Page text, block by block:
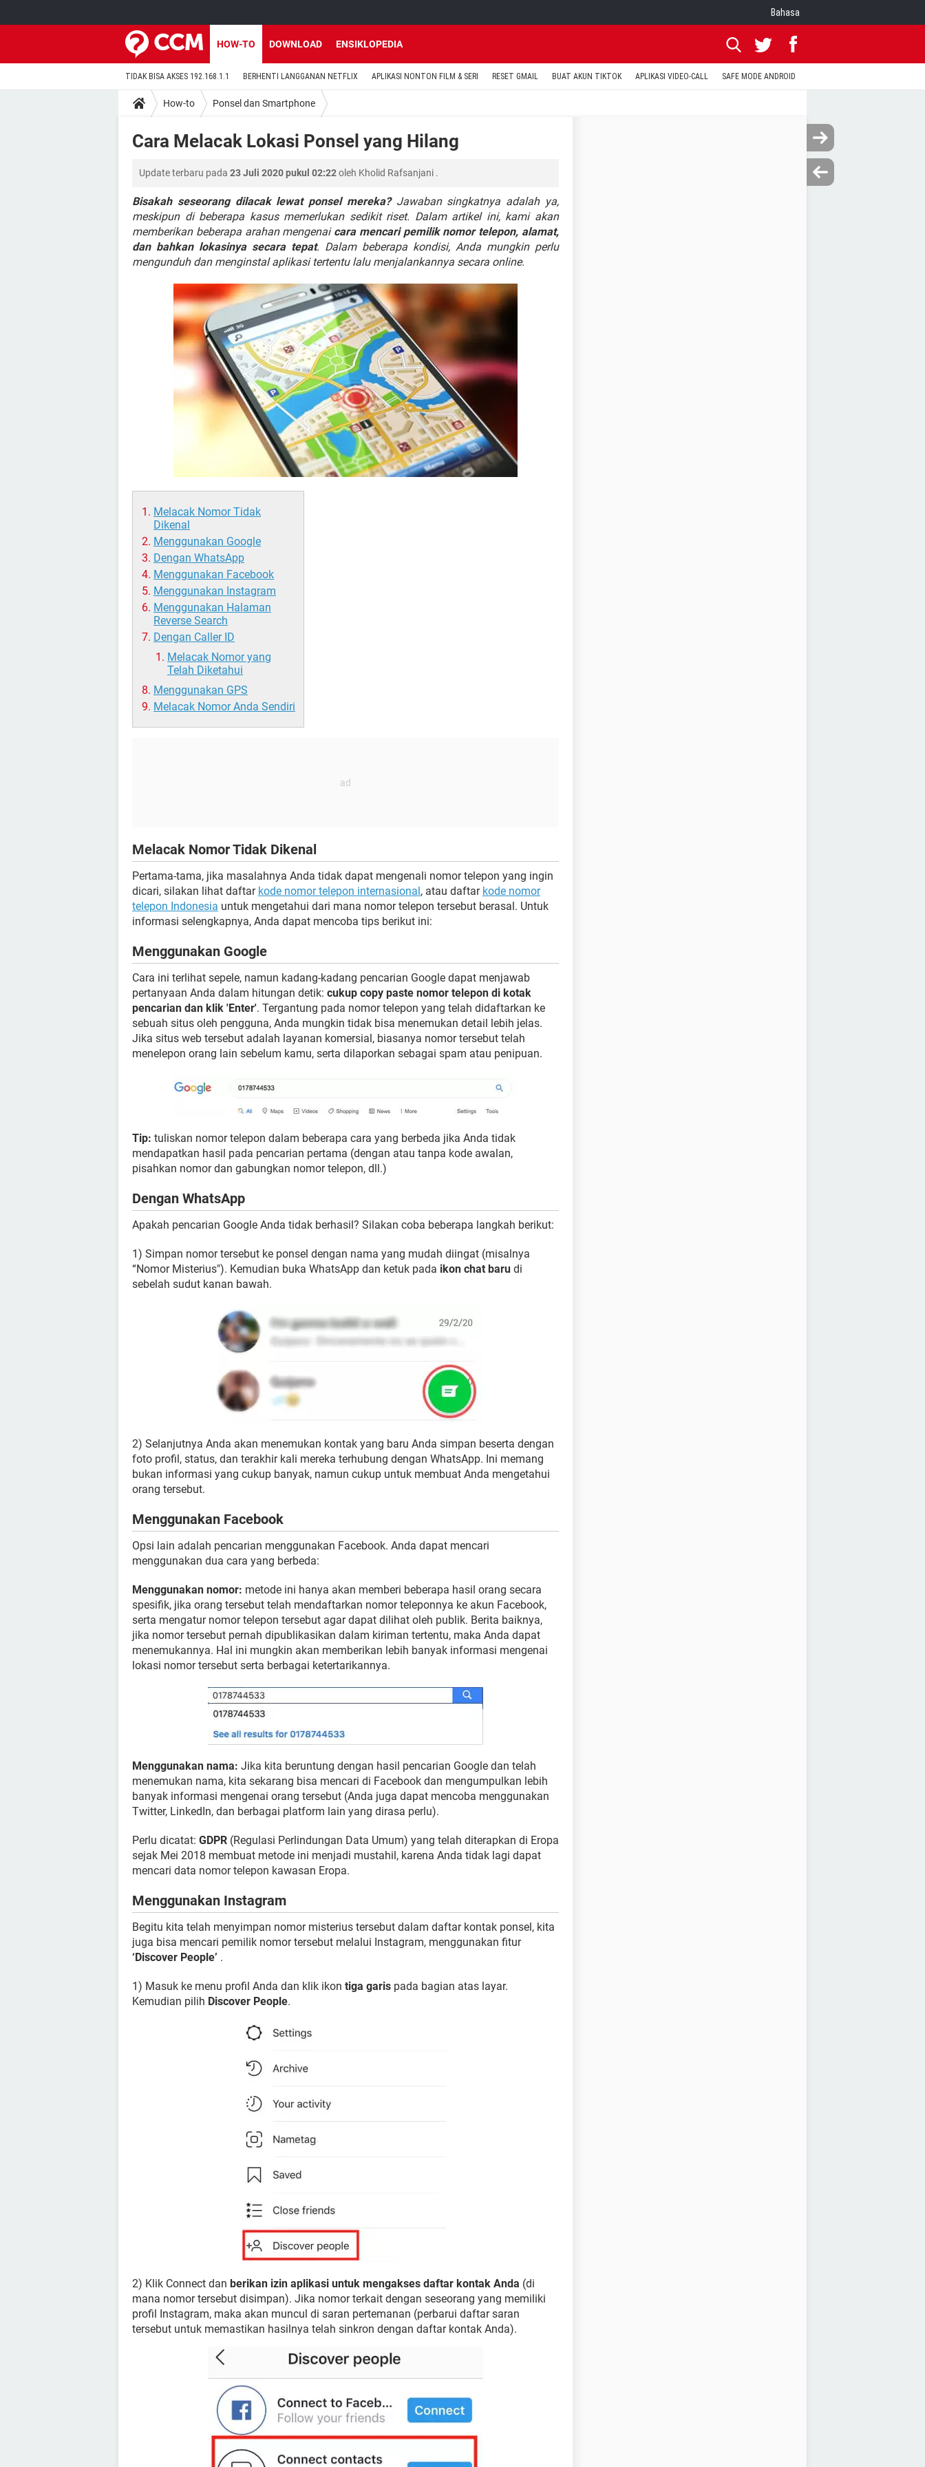
Bahasa
HOW-TO DOWNLOAD ENSIKLOPEDIA
TIDAK BISA AKSES 192.168.1.1 BERHENTI LANGGANAN NETFLIX APLIKASI NONTON FILM & SERI RESET GMAIL BUAT AKUN TIKTOK APLIKASI VIDEO-CALL SAFE MODE ANDROID
How-to Ponsel dan Smartphone
Cara Melacak Lokasi Ponsel yang Hilang
Update terbaru pada 23 Juli 2020 pukul 02:22oleh Kholid Rafsanjani .
Bisakah seseorang dilacak lewat ponsel mereka?Jawaban singkatnya adalah ya,
meskipun di beberapa kasus memerlukan sedikit riset. Dalam artikel ini, kami akan
memberikan beberapa arahan mengenai cara mencari pemilik nomor telepon, alamat,
dan bahkan lokasinya secara tepat. Dalam beberapa kondisi, Anda mungkin perlu
mengunduh dan menginstal aplikasi tertentu lalu menjalankannya secara online.
Melacak Nomor Tidak
Dikenal
Menggunakan Google
Dengan WhatsApp
Menggunakan Facebook
Menggunakan Instagram
Menggunakan Halaman
Reverse Search
Dengan Caller ID
Melacak Nomor yang
Telah Diketahui
Menggunakan GPS
Melacak Nomor Anda Sendiri
Melacak Nomor Tidak Dikenal
Pertama-tama, jika masalahnya Anda tidak dapat mengenali nomor telepon yang ingin
dicari, silakan lihat daftar kode nomor telepon internasional, atau daftar kode nomor
telepon Indonesia untuk mengetahui dari mana nomor telepon tersebut berasal. Untuk
informasi selengkapnya, Anda dapat mencoba tips berikut ini:
Menggunakan Google
Cara ini terlihat sepele, namun kadang-kadang pencarian Google dapat menjawab
pertanyaan Anda dalam hitungan detik: cukup copy paste nomor telepon di kotak
pencarian dan klik 'Enter'. Tergantung pada nomor telepon yang telah didaftarkan ke
sebuah situs oleh pengguna, Anda mungkin tidak bisa menemukan detail lebih jelas.
Jika situs web tersebut adalah layanan komersial, biasanya nomor tersebut telah
menelepon orang lain sebelum kamu, serta dilaporkan sebagai spam atau penipuan.
Tip: tuliskan nomor telepon dalam beberapa cara yang berbeda jika Anda tidak
mendapatkan hasil pada pencarian pertama (dengan atau tanpa kode awalan,
pisahkan nomor dan gabungkan nomor telepon, dll.)
Dengan WhatsApp
Apakah pencarian Google Anda tidak berhasil? Silakan coba beberapa langkah berikut:
1) Simpan nomor tersebut ke ponsel dengan nama yang mudah diingat (misalnya
“Nomor Misterius"). Kemudian buka WhatsApp dan ketuk pada ikon chat baru di
sebelah sudut kanan bawah.
2) Selanjutnya Anda akan menemukan kontak yang baru Anda simpan beserta dengan
foto profil, status, dan terakhir kali mereka terhubung dengan WhatsApp. Ini memang
bukan informasi yang cukup banyak, namun cukup untuk membuat Anda mengetahui
orang tersebut.
Menggunakan Facebook
Opsi lain adalah pencarian menggunakan Facebook. Anda dapat mencari
menggunakan dua cara yang berbeda:
Menggunakan nomor: metode ini hanya akan memberi beberapa hasil orang secara
spesifik, jika orang tersebut telah mendaftarkan nomor teleponnya ke akun Facebook,
serta mengatur nomor telepon tersebut agar dapat dilihat oleh publik. Berita baiknya,
jika nomor tersebut pernah dipublikasikan dalam kiriman tertentu, maka Anda dapat
menemukannya. Hal ini mungkin akan memberikan lebih banyak informasi mengenai
lokasi nomor tersebut serta berbagai ketertarikannya.
Menggunakan nama: Jika kita beruntung dengan hasil pencarian Google dan telah
menemukan nama, kita sekarang bisa mencari di Facebook dan mengumpulkan lebih
banyak informasi mengenai orang tersebut (Anda juga dapat mencoba menggunakan
Twitter, LinkedIn, dan berbagai platform lain yang dirasa perlu).
Perlu dicatat: GDPR (Regulasi Perlindungan Data Umum) yang telah diterapkan di Eropa
sejak Mei 2018 membuat metode ini menjadi mustahil, karena Anda tidak lagi dapat
mencari data nomor telepon kawasan Eropa.
Menggunakan Instagram
Begitu kita telah menyimpan nomor misterius tersebut dalam daftar kontak ponsel, kita
juga bisa mencari pemilik nomor tersebut melalui Instagram, menggunakan fitur
‘Discover People’ .
1) Masuk ke menu profil Anda dan klik ikon tiga garis pada bagian atas layar.
Kemudian pilih Discover People.
2) Klik Connect dan berikan izin aplikasi untuk mengakses daftar kontak Anda (di
mana nomor tersebut disimpan). Jika nomor terkait dengan seseorang yang memiliki
profil Instagram, maka akan muncul di saran pertemanan (perbarui daftar saran
tersebut untuk memastikan hasilnya telah sinkron dengan daftar kontak Anda).